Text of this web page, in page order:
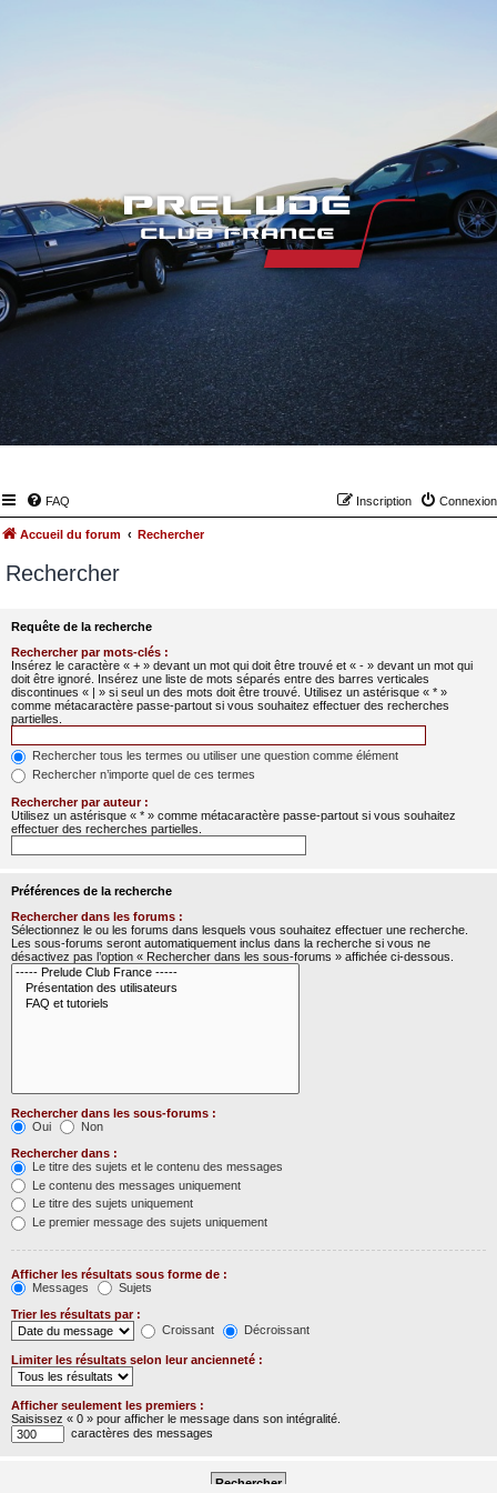
FAQ Connexion
Inscription
Accueil du forum Rechercher
Rechercher
Requête de la recherche
Rechercher par mots-clés :
Insérez le caractère « + » devant un mot qui doit être trouvé et « - » devant un mot qui
doit être ignoré. Insérez une liste de mots séparés entre des barres verticales
discontinues « | » si seul un des mots doit être trouvé. Utilisez un astérisque « * »
comme métacaractère passe-partout si vous souhaitez effectuer des recherches
partielles.
Rechercher tous les termes ou utiliser une question comme élément
Rechercher n’importe quel de ces termes
Rechercher par auteur :
Utilisez un astérisque « * » comme métacaractère passe-partout si vous souhaitez
effectuer des recherches partielles.
Préférences de la recherche
Rechercher dans les forums :
Sélectionnez le ou les forums dans lesquels vous souhaitez effectuer une recherche.
Les sous-forums seront automatiquement inclus dans la recherche si vous ne
désactivez pas l’option « Rechercher dans les sous-forums » affichée ci-dessous.
Rechercher dans les sous-forums :
Oui
Non
Rechercher dans :
Le titre des sujets et le contenu des messages
Le contenu des messages uniquement
Le titre des sujets uniquement
Le premier message des sujets uniquement
Afficher les résultats sous forme de :
Messages
Sujets
Trier les résultats par :
Croissant
Décroissant
Limiter les résultats selon leur ancienneté :
Afficher seulement les premiers :
Saisissez « 0 » pour afficher le message dans son intégralité.
caractères des messages